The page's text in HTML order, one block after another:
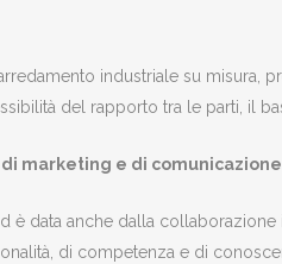
industriale su
del rapporto tra le parti, il
marketing e di
è data anche dalla collaborazione
di competenza e di